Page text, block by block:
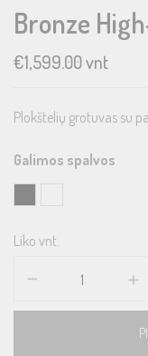
Bronze
€1,599.00vnt
Plokštelių grotuvas su
Galimos spalvos
Liko vnt.